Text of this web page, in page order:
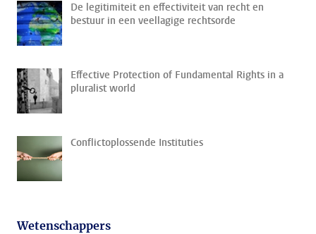
De legitimiteit en effectiviteit van recht en
bestuur in een veellagige rechtsorde
Effective Protection of Fundamental Rights in a
pluralist world
Conflictoplossende Instituties
Wetenschappers